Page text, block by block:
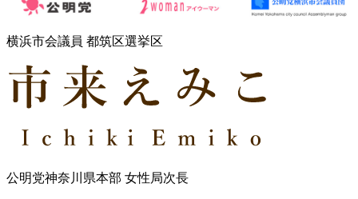
横浜市会議員 都筑区選挙区
公明党神奈川県本部 女性局次長